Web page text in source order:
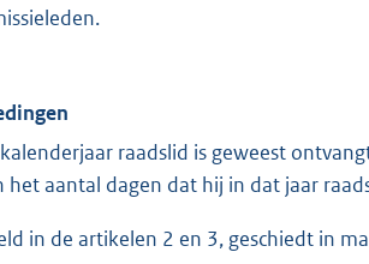
raadslid is geweest
aantal dagen dat hij in dat jaar
in de artikelen 2 en 3, geschiedt in